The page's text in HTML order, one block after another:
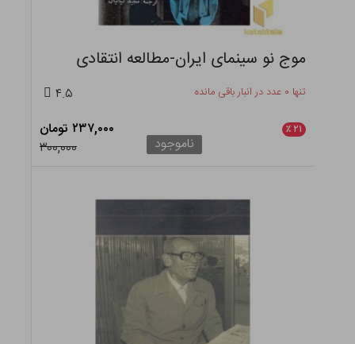
موج نو سینمای ایران-مطالعه انتقادی
تنها ۰ عدد در انبار باقی مانده ۴.۵
۲۱ ٪
۲۳۷,۰۰۰ تومان
۳۰۰,۰۰۰
ناموجود